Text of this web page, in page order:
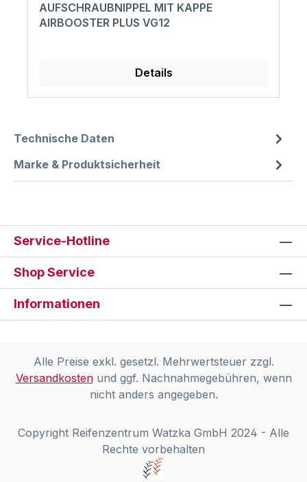
AUFSCHRAUBNIPPEL MIT KAPPE
AIRBOOSTER PLUS VG12
Details
Technische Daten
Marke & Produktsicherheit
Service-Hotline
Shop Service
Informationen
Alle Preise exkl. gesetzl. Mehrwertsteuer zzgl.
Versandkostenund ggf. Nachnahmegebühren, wenn
nicht anders angegeben.
Copyright Reifenzentrum Watzka GmbH 2024 - Alle
Rechte vorbehalten